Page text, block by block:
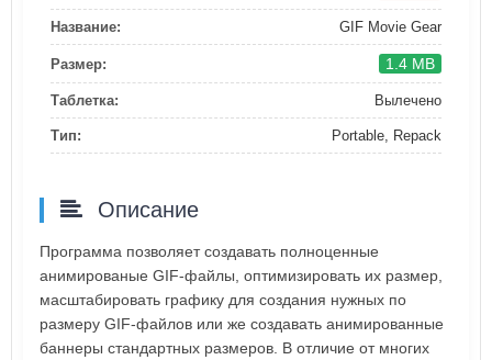
Название: GIF Movie Gear
Размер: 1.4 MB
Таблетка: Вылечено
Тип: Portable, Repack
Описание
Программа позволяет создавать полноценные
анимированые GIF-файлы, оптимизировать их размер,
масштабировать графику для создания нужных по
размеру GIF-файлов или же создавать анимированные
баннеры стандартных размеров. В отличие от многих